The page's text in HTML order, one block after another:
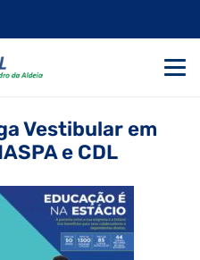
Vestibular em
e CDL